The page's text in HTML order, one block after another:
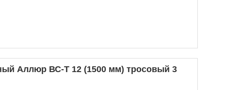
Аллюр ВС-Т 12 (1500 мм) тросовый 3